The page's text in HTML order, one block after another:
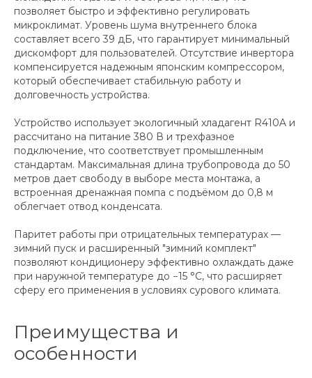
позволяет быстро и эффективно регулировать
микроклимат. Уровень шума внутреннего блока
составляет всего 39 дБ, что гарантирует минимальный
дискомфорт для пользователей. Отсутствие инвертора
компенсируется надежным японским компрессором,
который обеспечивает стабильную работу и
долговечность устройства.
Устройство использует экологичный хладагент R410A и
рассчитано на питание 380 В и трехфазное
подключение, что соответствует промышленным
стандартам. Максимальная длина трубопровода до 50
метров дает свободу в выборе места монтажа, а
встроенная дренажная помпа с подъёмом до 0,8 м
облегчает отвод конденсата.
Паритет работы при отрицательных температурах —
зимний пуск и расширенный "зимний комплект"
позволяют кондиционеру эффективно охлаждать даже
при наружной температуре до −15 °С, что расширяет
сферу его применения в условиях сурового климата.
Преимущества и
особенности